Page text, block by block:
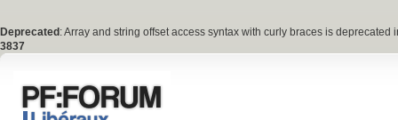
Deprecated : Array and string offset access syntax with curly braces is deprecated
3837